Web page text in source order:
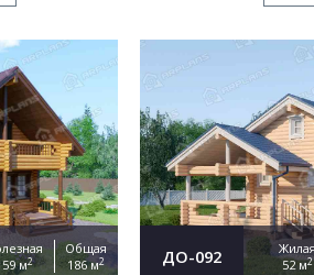
м2
Общая
186 м2 ДО-092
Жилая
52 м2